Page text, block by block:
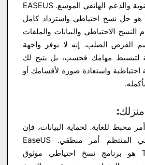
الاشتراكات السنوية والدعم الهاتفي الموسع. EASEUS
Todo Backup هو حل نسخ احتياطي واسترداد كامل
النسخ الاحتياطي والبيانات والملفات
القرص الصلب. إنه لا يوفر واجهة
لتبسيط مهامك فحسب، بل يتيح لك
واستعادة صورة لأقسامك أو
منزلك:
محبط للغاية. لحماية البيانات، فإن
النسخ الاحتياطي المنتظم أمر منطقي. EaseUS
Todo Backup هو برنامج نسخ احتياطي موثوق